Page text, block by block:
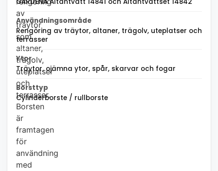
av
träytor
som
altaner,
trägolv,
uteplatser
och
terrasser.
Borsten
är
framtagen
för
användning
med
Användningsområde
Rengöring av träytor, altaner, trägolv, uteplatser och
terrasser
Ytor
Träytor, ojämna ytor, spår, skarvar och fogar
Borsttyp
Cylinderborste / rullborste